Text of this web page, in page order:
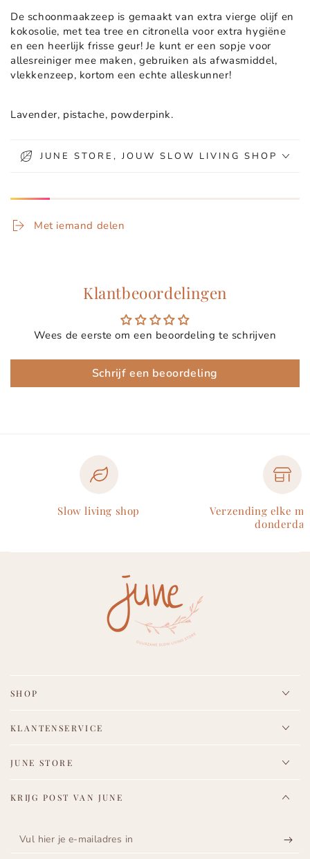
De schoonmaakzeep is gemaakt van extra vierge olijf en
kokosolie, met tea tree en citronella voor extra hygiëne
en een heerlijk frisse geur! Je kunt er een sopje voor
allesreiniger mee maken, gebruiken als afwasmiddel,
vlekkenzeep, kortom een echte alleskunner!
Lavender, pistache, powderpink.
JUNE STORE, JOUW SLOW LIVING SHOP
Met iemand delen
Klantbeoordelingen
Wees de eerste om een beoordeling te schrijven
Schrijf een beoordeling
Slow living shop
Verzending elke
donderdag
SHOP
KLANTENSERVICE
JUNE STORE
KRIJG POST VAN JUNE
Vul